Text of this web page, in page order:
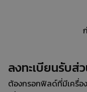
ลงทะเบียนรับส่
ต้องกรอกฟิลด์ที่มีเครื่อ